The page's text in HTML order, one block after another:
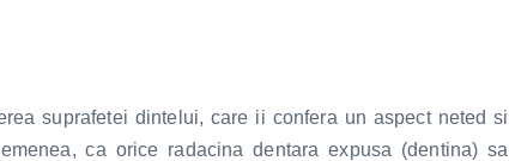
suprafetei dintelui, care ii confera un aspect neted si
ca orice radacina dentara expusa (dentina) sa